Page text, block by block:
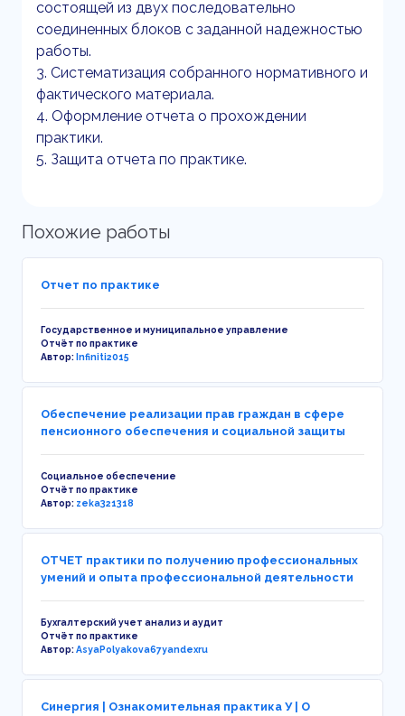
состоящей из двух последовательно
соединенных блоков с заданной надежностью
работы.
3. Систематизация собранного нормативного и
фактического материала.
4. Оформление отчета о прохождении
практики.
5. Защита отчета по практике.
Похожие работы
Отчет по практике
Государственное и муниципальное управление
Отчёт по практике
Автор:Infiniti2015
Обеспечение реализации прав граждан в сфере
пенсионного обеспечения и социальной защиты
Социальное обеспечение
Отчёт по практике
Автор: zeka321318
ОТЧЕТ практики по получению профессиональных
умений и опыта профессиональной деятельности
Бухгалтерский учет анализ и аудит
Отчёт по практике
Автор:AsyaPolyakova67yandexru
Синергия | Ознакомительная практика У | О